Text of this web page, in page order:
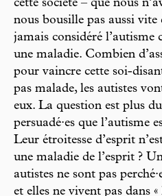
cette société – que nous
nous bousille pas aussi vite
jamais considéré
une maladie. Combien
pour vaincre cette soi-
pas malade, les autistes
eux. La question est plus
persuadé·es que l’autisme
Leur étroitesse d’esprit
une maladie de l’esprit ?
autistes ne sont pas
et elles ne vivent pas dans